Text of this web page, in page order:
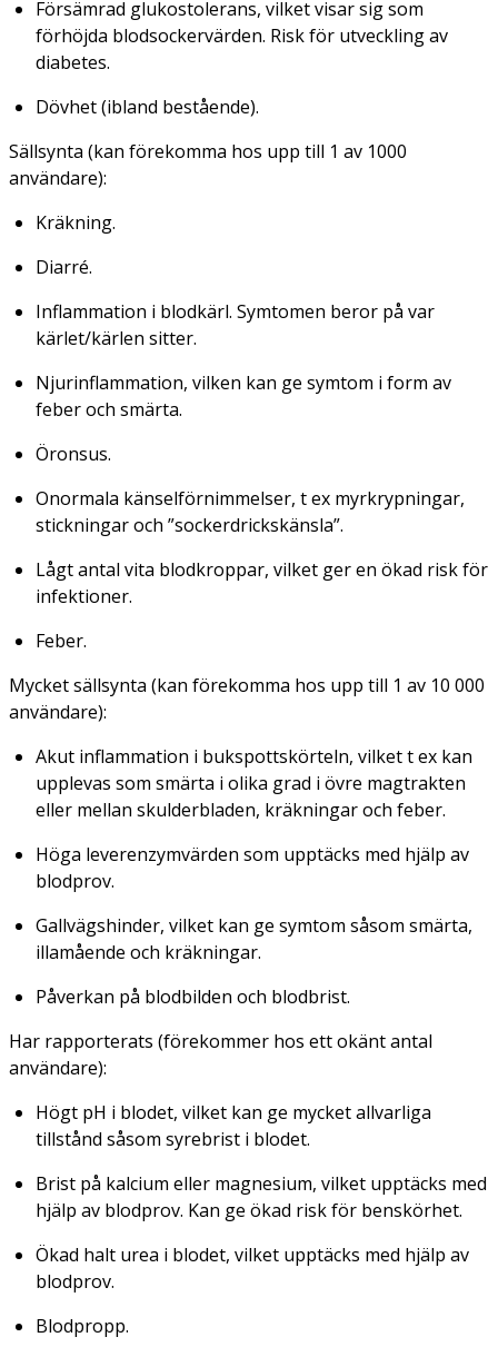
Försämrad glukostolerans, vilket visar sig som
förhöjda blodsockervärden. Risk för utveckling av
diabetes.
Dövhet (ibland bestående).
Sällsynta (kan förekomma hos upp till 1 av 1000
användare):
Kräkning.
Diarré.
Inflammation i blodkärl. Symtomen beror på var
kärlet/kärlen sitter.
Njurinflammation, vilken kan ge symtom i form av
feber och smärta.
Öronsus.
Onormala känselförnimmelser, t ex myrkrypningar,
stickningar och ”sockerdrickskänsla”.
Lågt antal vita blodkroppar, vilket ger en ökad risk för
infektioner.
Feber.
Mycket sällsynta (kan förekomma hos upp till 1 av 10 000
användare):
Akut inflammation i bukspottskörteln, vilket t ex kan
upplevas som smärta i olika grad i övre magtrakten
eller mellan skulderbladen, kräkningar och feber.
Höga leverenzymvärden som upptäcks med hjälp av
blodprov.
Gallvägshinder, vilket kan ge symtom såsom smärta,
illamående och kräkningar.
Påverkan på blodbilden och blodbrist.
Har rapporterats (förekommer hos ett okänt antal
användare):
Högt pH i blodet, vilket kan ge mycket allvarliga
tillstånd såsom syrebrist i blodet.
Brist på kalcium eller magnesium, vilket upptäcks med
hjälp av blodprov. Kan ge ökad risk för benskörhet.
Ökad halt urea i blodet, vilket upptäcks med hjälp av
blodprov.
Blodpropp.